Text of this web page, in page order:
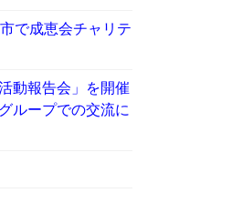
で成恵会チャリテ
動報告会」を開催
ループでの交流に